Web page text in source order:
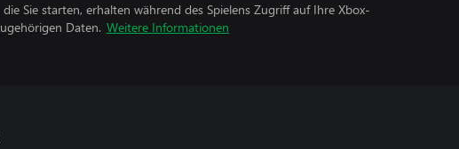
Sie starten, erhalten während des Spielens Zugriff auf Ihre Xbox-
Daten. Weitere Informationen